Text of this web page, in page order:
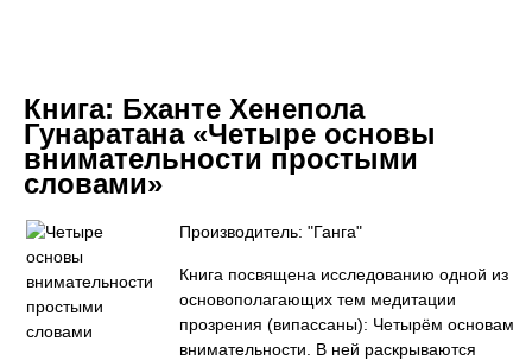
Книга: Бханте Хенепола
Гунаратана «Четыре основы
внимательности простыми
словами»
Производитель: "Ганга"
Книга посвящена исследованию одной из
основополагающих тем медитации
прозрения (випассаны): Четырём основам
внимательности. В ней раскрываются